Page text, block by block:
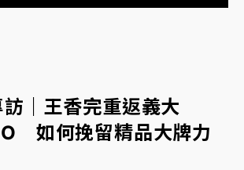
增加董事人數！辜仲諒向法院聲請遭
｜王香完重返義大
如何挽留精品大牌力